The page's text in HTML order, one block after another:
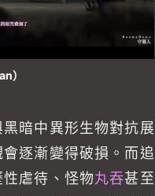
）
暗中異形生物對抗展
逐漸變得破損。而追
虐待、怪物丸吞甚至